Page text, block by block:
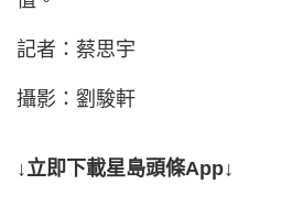
記者：蔡思宇
攝影：劉駿軒
↓立即下載星島頭條App↓